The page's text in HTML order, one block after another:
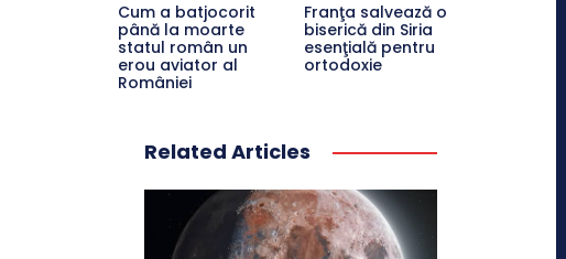
Cum a batjocorit
până la moarte
statul român un
erou aviator al
României
Franţa salvează o
biserică din Siria
esenţială pentru
ortodoxie
Related Articles